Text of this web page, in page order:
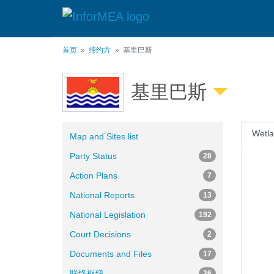
首页 缔约方 基里巴斯
基里巴斯
Map and Sites list
Party Status
28
Action Plans 7
National Reports 13
National Legislation 192
Court Decisions 2
Documents and Files 17